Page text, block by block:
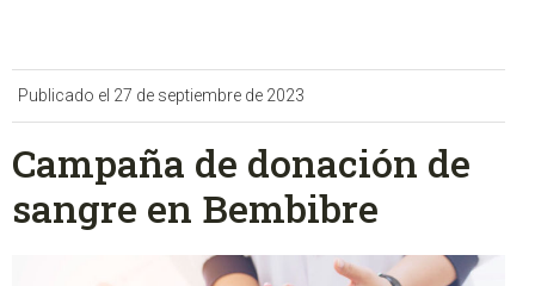
Publicado el 27 de septiembre de 2023
Campaña de donación de
sangre en Bembibre